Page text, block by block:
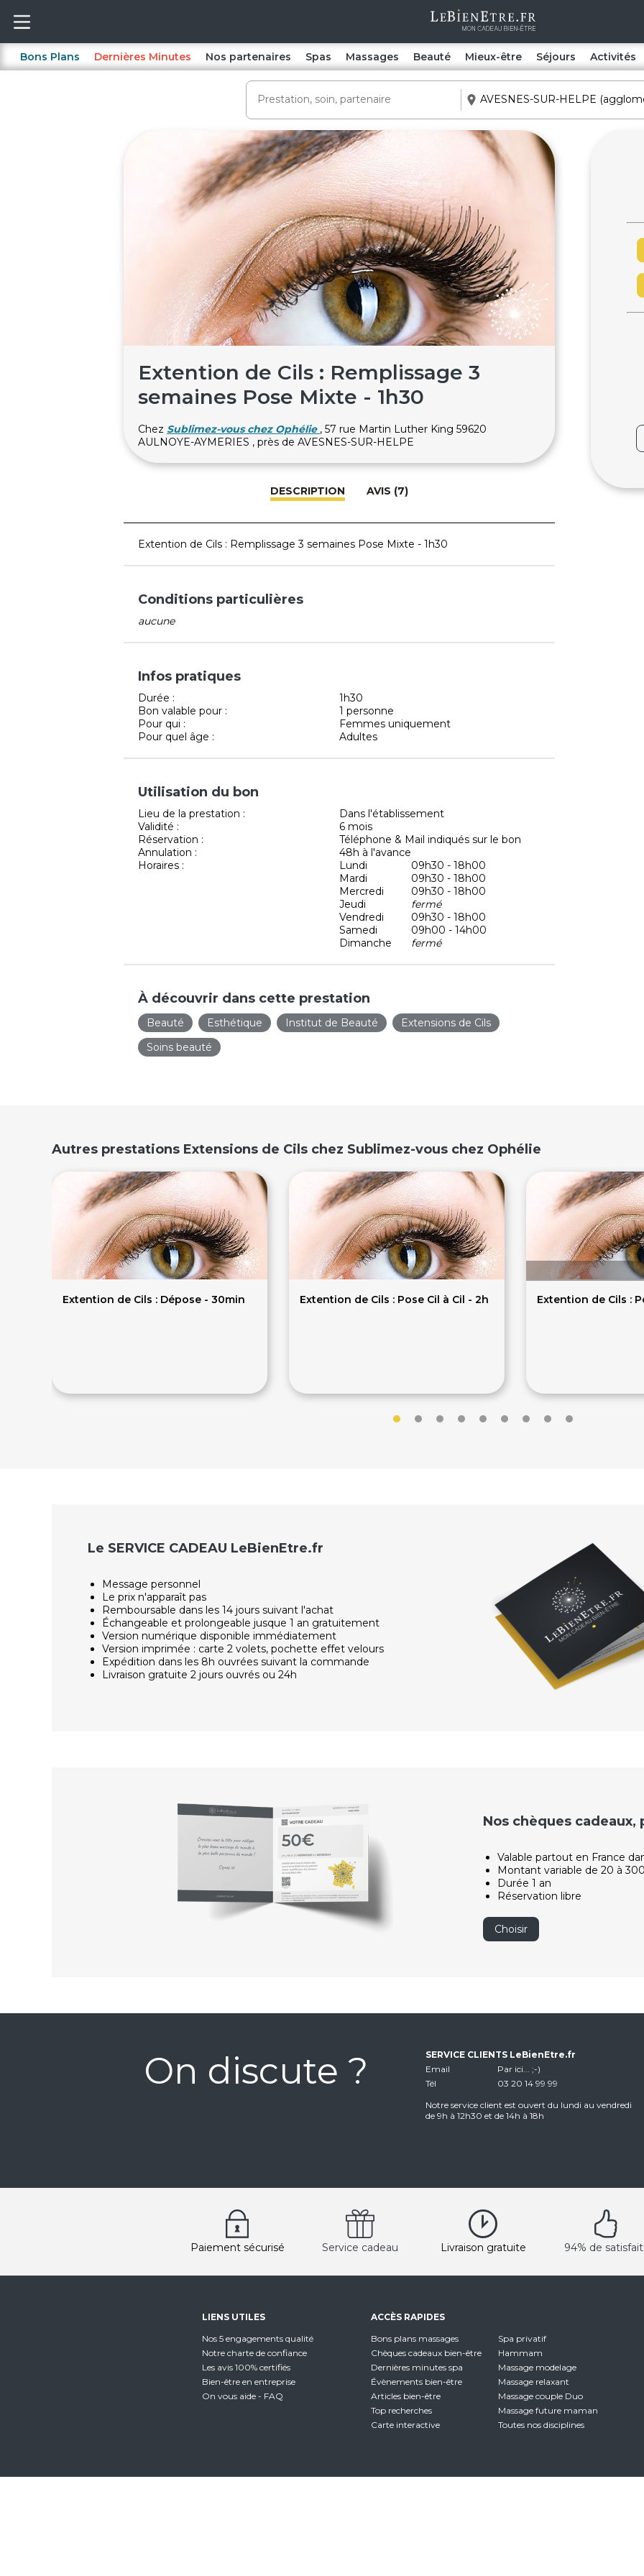
Bons Plans Dernières Minutes Nos partenaires Spas Massages Beauté Mieux-être Séjours Activités
Extention de Cils : Remplissage 3
semaines Pose Mixte - 1h30
Chez Sublimez-vous chez Ophélie , 57 rue Martin Luther King 59620
AULNOYE-AYMERIES , près de AVESNES-SUR-HELPE
DESCRIPTION AVIS (7)
Extention de Cils : Remplissage 3 semaines Pose Mixte - 1h30
Conditions particulières
aucune
Infos pratiques
Durée :
1h30
Bon valable pour :
1 personne
Pour qui :
Femmes uniquement
Pour quel âge :
Adultes
Utilisation du bon
Lieu de la prestation :
Dans l'établissement
Validité :
6 mois
Réservation :
Téléphone & Mail indiqués sur le bon
Annulation :
48h à l'avance
Horaires :
Lundi
09h30 - 18h00
Mardi
09h30 - 18h00
Mercredi
09h30 - 18h00
Jeudi
fermé
Vendredi
09h30 - 18h00
Samedi
09h00 - 14h00
Dimanche
fermé
À découvrir dans cette prestation
Beauté Esthétique Institut de Beauté
Extensions de Cils
Soins beauté
Autres prestations Extensions de Cils chez Sublimez-vous chez Ophélie
Extention de Cils : Dépose - 30min Extention de Cils : Pose Cil à Cil - 2h Extention de Cils :
Le SERVICE CADEAU LeBienEtre.fr
Message personnel
Le prix n'apparaît pas
Remboursable dans les 14 jours suivant l'achat
Échangeable et prolongeable jusque 1 an gratuitement
Version numérique disponible immédiatement
Version imprimée : carte 2 volets, pochette effet velours
Expédition dans les 8h ouvrées suivant la commande
Livraison gratuite 2 jours ouvrés ou 24h
Nos chèques
Valable partout en France
Montant variable de 20 à
Durée 1 an
Réservation libre
Choisir
On discute ?
SERVICE CLIENTS LeBienEtre.fr
Email
Par ici... ;-)
Tél
03 20 14 99 99
Notre service client est ouvert du lundi au vendredi
de 9h à 12h30 et de 14h à 18h
Paiement sécurisé Service cadeau Livraison gratuite 94% de
LIENS UTILES
Nos 5 engagements qualité
Notre charte de confiance
Les avis 100% certifiés
Bien-être en entreprise
On vous aide - FAQ
ACCÈS RAPIDES
Bons plans massages
Chèques cadeaux bien-être
Dernières minutes spa
Évènements bien-être
Articles bien-être
Top recherches
Carte interactive
Spa privatif
Hammam
Massage modelage
Massage relaxant
Massage couple Duo
Massage future maman
Toutes nos disciplines